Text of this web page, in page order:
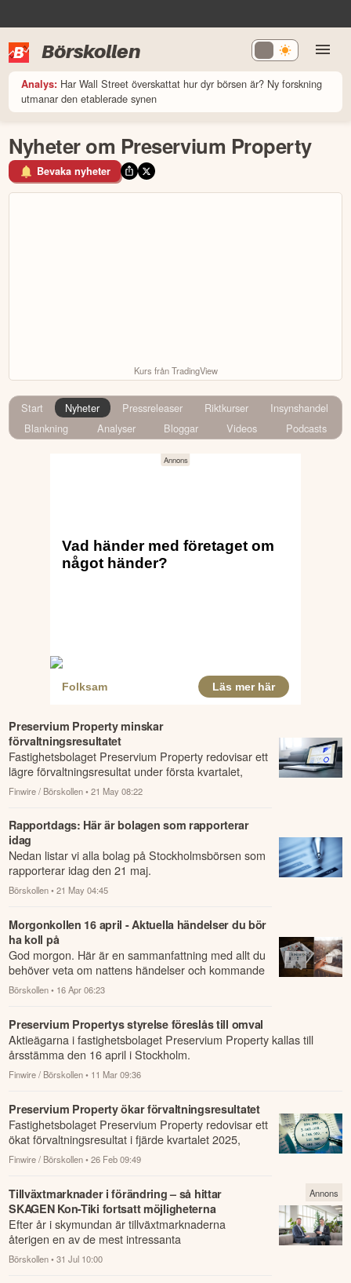
Börskollen
Analys: Har Wall Street överskattat hur dyr börsen är? Ny forskning
utmanar den etablerade synen
Nyheter om Preservium Property
Bevaka nyheter
Kurs från TradingView
Start Nyheter Pressreleaser Riktkurser
Insynshandel
Blankning
Analyser Bloggar Videos Podcasts
Preservium Property minskar
förvaltningsresultatet
Fastighetsbolaget Preservium Property redovisar ett
lägre förvaltningsresultat under första kvartalet,
jämfört med samma period året innan.
Finwire / Börskollen • 21 May 08:22
Rapportdags: Här är bolagen som rapporterar
idag
Nedan listar vi alla bolag på Stockholmsbörsen som
rapporterar idag den 21 maj.
Börskollen • 21 May 04:45
Morgonkollen 16 april - Aktuella händelser du bör
ha koll på
God morgon. Här är en sammanfattning med allt du
behöver veta om nattens händelser och kommande
dagens viktigaste händelser på börsen.
Börskollen • 16 Apr 06:23
Preservium Propertys styrelse föreslås till omval
Aktieägarna i fastighetsbolaget Preservium Property kallas till
årsstämma den 16 april i Stockholm.
Finwire / Börskollen • 11 Mar 09:36
Preservium Property ökar förvaltningsresultatet
Fastighetsbolaget Preservium Property redovisar ett
ökat förvaltningsresultat i fjärde kvartalet 2025,
jämfört med samma kvartal året innan.
Finwire / Börskollen • 26 Feb 09:49
Tillväxtmarknader i förändring – så hittar
SKAGEN Kon-Tiki fortsatt möjligheterna
Efter år i skymundan är tillväxtmarknaderna
återigen en av de mest intressanta
investeringsmiljöerna.
Börskollen • 31 Jul 10:00
Annons